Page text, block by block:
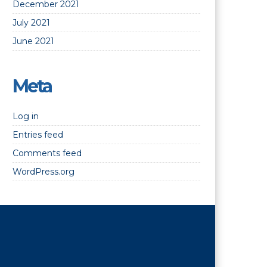
December 2021
July 2021
June 2021
Meta
Log in
Entries feed
Comments feed
WordPress.org